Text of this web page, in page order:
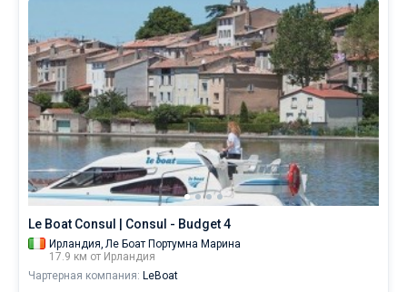
яхтсменов,
которые
не
представляют
себе
жизни
без
Ближайшие
регионы
для
яхтинга:
Портамна,
Банахер.
Le Boat Consul | Consul - Budget 4
Ирландия, Ле Боат Портумна Марина
17.9 км от Ирландия
Чартерная компания: LeBoat